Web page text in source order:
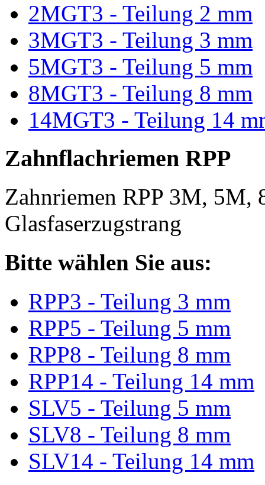
2MGT3 - Teilung 2 mm
3MGT3 - Teilung 3 mm
5MGT3 - Teilung 5 mm
8MGT3 - Teilung 8 mm
14MGT3 - Teilung 14
Zahnflachriemen RPP
Zahnriemen RPP 3M, 5M,
Glasfaserzugstrang
Bitte wählen Sie aus:
RPP3 - Teilung 3 mm
RPP5 - Teilung 5 mm
RPP8 - Teilung 8 mm
RPP14 - Teilung 14 mm
SLV5 - Teilung 5 mm
SLV8 - Teilung 8 mm
SLV14 - Teilung 14 mm